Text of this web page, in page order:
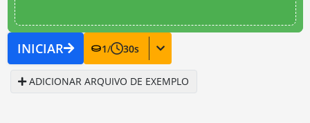
INICIAR 1/ 30s
ADICIONAR ARQUIVO DE EXEMPLO